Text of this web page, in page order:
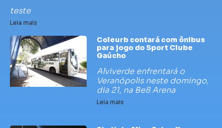
teste
Leia mais
Coleurb contará com ônibus
para jogo do Sport Clube
Gaúcho
Alviverde enfrentará o
Veranópolis neste domingo,
dia 21, na Be8 Arena
Leia mais